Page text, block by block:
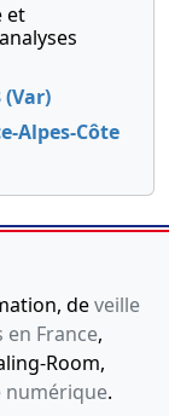
et
Alpes-Côte
deveille
France,
Room,
numérique.